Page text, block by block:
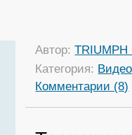
Автор:TRIUMPH
Категория: Видео
Комментарии (8)